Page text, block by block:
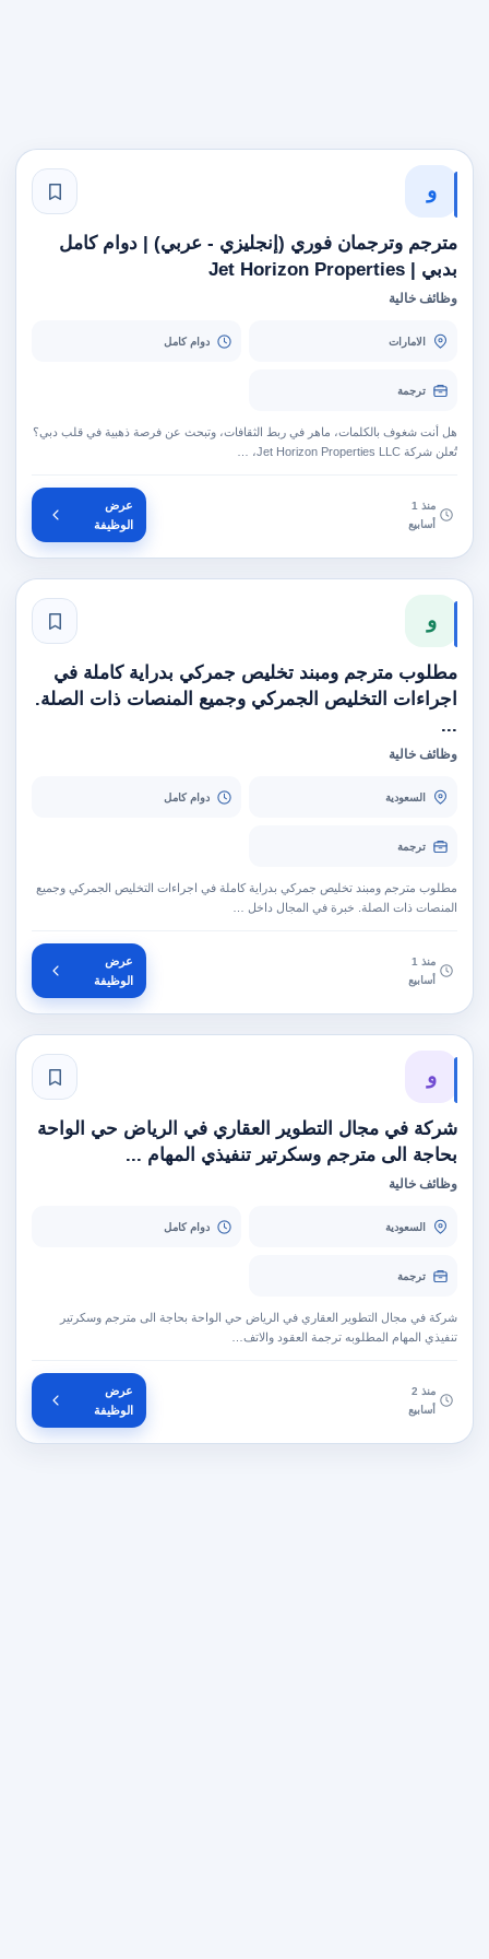
و
مترجم وترجمان فوري (إنجليزي - عربي) | دوام كامل
بدبي | Jet Horizon Properties
وظائف خالية
الامارات دوام كامل
ترجمة
هل أنت شغوف بالكلمات، ماهر في ربط الثقافات، وتبحث عن فرصة ذهبية في قلب دبي؟
تُعلن شركة Jet Horizon Properties LLC، …
منذ 1
أسابيع
عرض
الوظيفة
و
مطلوب مترجم ومبند تخليص جمركي بدراية كاملة في
اجراءات التخليص الجمركي وجميع المنصات ذات الصلة.
...
وظائف خالية
السعودية دوام كامل
ترجمة
مطلوب مترجم ومبند تخليص جمركي بدراية كاملة في اجراءات التخليص الجمركي وجميع
المنصات ذات الصلة. خبرة في المجال داخل …
منذ 1
أسابيع
عرض
الوظيفة
و
شركة في مجال التطوير العقاري في الرياض حي الواحة
بحاجة الى مترجم وسكرتير تنفيذي المهام ...
وظائف خالية
السعودية دوام كامل
ترجمة
شركة في مجال التطوير العقاري في الرياض حي الواحة بحاجة الى مترجم وسكرتير
تنفيذي المهام المطلوبه ترجمة العقود والاتف…
منذ 2
أسابيع
عرض
الوظيفة